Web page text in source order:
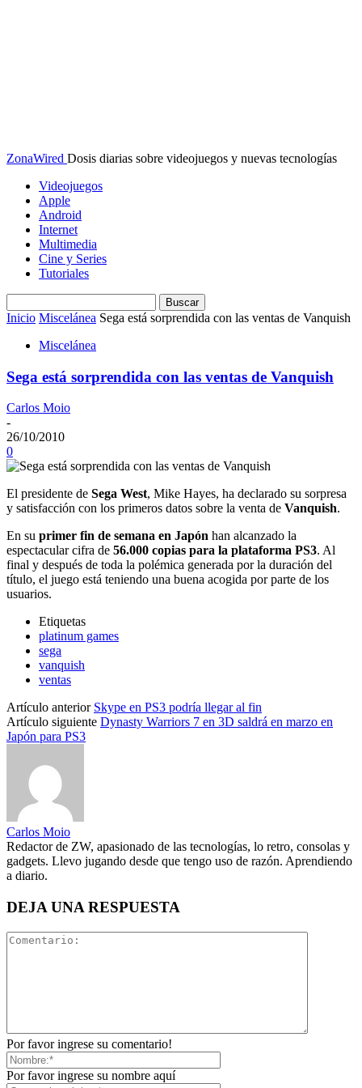
ZonaWired Dosis diarias sobre videojuegos y nuevas tecnologías
Videojuegos
Apple
Android
Internet
Multimedia
Cine y Series
Tutoriales
Inicio Miscelánea Sega está sorprendida con las ventas de Vanquish
Miscelánea
Sega está sorprendida con las ventas de Vanquish
Carlos Moio
-
26/10/2010
0
El presidente de Sega West, Mike Hayes, ha declarado su sorpresa
y satisfacción con los primeros datos sobre la venta de Vanquish.
En su primer fin de semana en Japón han alcanzado la
espectacular cifra de 56.000 copias para la plataforma PS3. Al
final y después de toda la polémica generada por la duración del
título, el juego está teniendo una buena acogida por parte de los
usuarios.
Etiquetas
platinum games
sega
vanquish
ventas
Artículo anterior Skype en PS3 podría llegar al fin
Artículo siguiente Dynasty Warriors 7 en 3D saldrá en marzo en
Japón para PS3
Carlos Moio
Redactor de ZW, apasionado de las tecnologías, lo retro, consolas y
gadgets. Llevo jugando desde que tengo uso de razón. Aprendiendo
a diario.
DEJA UNA RESPUESTA
Por favor ingrese su comentario!
Por favor ingrese su nombre aquí